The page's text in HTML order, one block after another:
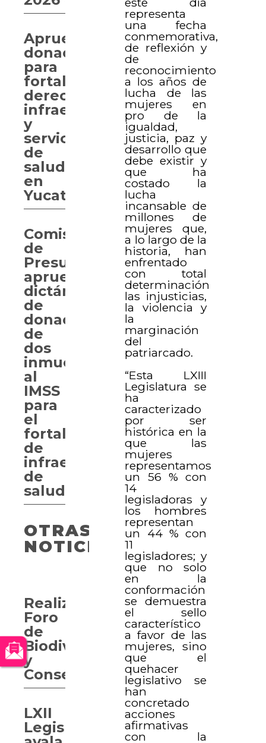
representa
una fecha
conmemorativa,
de reflexión y
de
reconocimiento
a los años de
lucha de las
mujeres en
pro de la
igualdad,
justicia, paz y
desarrollo que
debe existir y
que ha
costado la
lucha
incansable de
millones de
mujeres que,
a lo largo de la
historia, han
enfrentado
con total
determinación
las injusticias,
la violencia y
la
marginación
del
patriarcado.
“Esta LXIII
Legislatura se
ha
caracterizado
por ser
histórica en la
que las
mujeres
representamos
un 56 % con
14
legisladoras y
los hombres
representan
un 44 % con
11
legisladores; y
que no solo
en la
conformación
se demuestra
el sello
característico
a favor de las
mujeres, sino
que el
quehacer
legislativo se
han
concretado
acciones
afirmativas
con la
Aprueban
donaciones
para
fortalecer
derechos,
infraestructura
y
servicios
de
salud
en
Yucatán
Comisión
de
Presupuesto
aprueba
dictámenes
de
donación
de
dos
inmuebles
al
IMSS
para
el
fortalecimiento
de
infraestructura
de
salud
OTRAS
NOTICIAS
Realizan
Foro
de
Biodiversidad
y
Conservación
LXII
Legislatura